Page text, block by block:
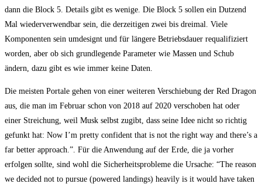
dann die Block 5. Details gibt es wenige. Die Block 5 sollen ein Dutzend
Mal wiederverwendbar sein, die derzeitigen zwei bis dreimal. Viele
Komponenten sein umdesignt und für längere Betriebsdauer requalifiziert
worden, aber ob sich grundlegende Parameter wie Massen und Schub
ändern, dazu gibt es wie immer keine Daten.
Die meisten Portale gehen von einer weiteren Verschiebung der Red Dragon
aus, die man im Februar schon von 2018 auf 2020 verschoben hat oder
einer Streichung, weil Musk selbst zugibt, dass seine Idee nicht so richtig
gefunkt hat: Now I’m pretty confident that is not the right way and there’s a
far better approach.”. Für die Anwendung auf der Erde, die ja vorher
erfolgen sollte, sind wohl die Sicherheitsprobleme die Ursache: “The reason
we decided not to pursue (powered landings) heavily is it would have taken